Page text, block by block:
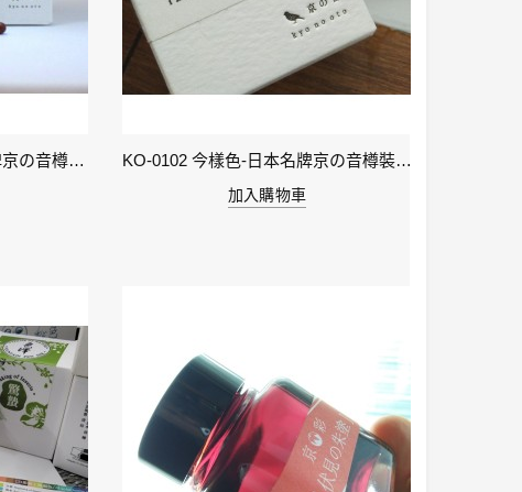
KO-0106 小豆色 – 日本名牌京の音樽裝鋼筆墨水40ml 4573356130159
KO-0102 今樣色-日本名牌京の音樽裝鋼筆墨水40ml 4573356130029
加入購物車